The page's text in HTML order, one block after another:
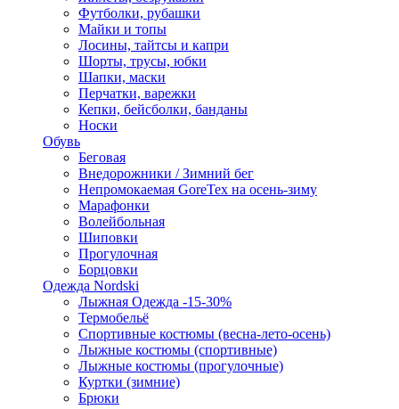
Футболки, рубашки
Майки и топы
Лосины, тайтсы и капри
Шорты, трусы, юбки
Шапки, маски
Перчатки, варежки
Кепки, бейсболки, банданы
Носки
Обувь
Беговая
Внедорожники / Зимний бег
Непромокаемая GoreTex на осень-зиму
Марафонки
Волейбольная
Шиповки
Прогулочная
Борцовки
Одежда Nordski
Лыжная Одежда -15-30%
Термобельё
Спортивные костюмы (весна-лето-осень)
Лыжные костюмы (спортивные)
Лыжные костюмы (прогулочные)
Куртки (зимние)
Брюки